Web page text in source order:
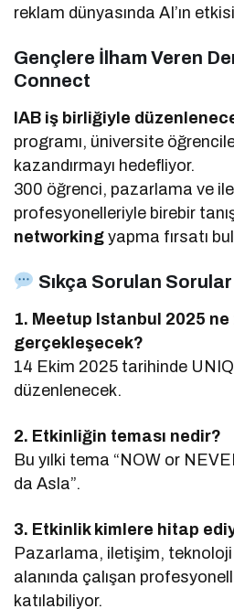
reklam dünyasında AI’ın
Gençlere İlham Veren
Connect
IAB iş birliğiyle
programı, üniversite
kazandırmayı hedefliyor.
300 öğrenci, pazarlama ve
profesyonelleriyle birebir
networking yapma fırsatı
Sıkça Sorulan
1. Meetup Istanbul 2025
gerçekleşecek?
14 Ekim 2025 tarihinde
düzenlenecek.
2. Etkinliğin teması nedir?
Bu yılki tema “NOW or
da Asla”.
3. Etkinlik kimlere hitap
Pazarlama, iletişim,
alanında çalışan
katılabiliyor.